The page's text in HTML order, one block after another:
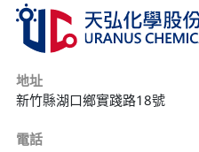
地址
新竹縣湖口鄉實踐路18號
電話